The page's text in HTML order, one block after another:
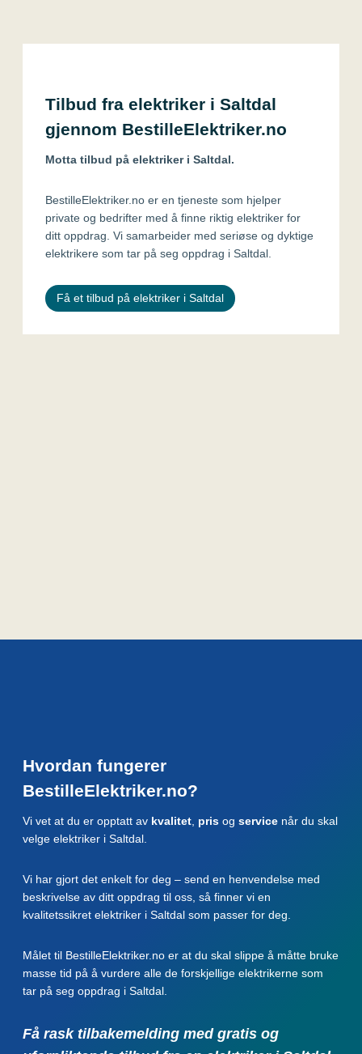
Tilbud fra elektriker i Saltdal
gjennom BestilleElektriker.no
Motta tilbud på elektriker i Saltdal.
BestilleElektriker.no er en tjeneste som hjelper
private og bedrifter med å finne riktig elektriker for
ditt oppdrag. Vi samarbeider med seriøse og dyktige
elektrikere som tar på seg oppdrag i Saltdal.
Få et tilbud på elektriker i Saltdal
Hvordan fungerer
BestilleElektriker.no?
Vi vet at du er opptatt av kvalitet pris og service når du skal
velge elektriker i Saltdal.
Vi har gjort det enkelt for deg – send en henvendelse med
beskrivelse av ditt oppdrag til oss, så finner vi en
kvalitetssikret elektriker i Saltdal som passer for deg.
Målet til BestilleElektriker.no er at du skal slippe å måtte bruke
masse tid på å vurdere alle de forskjellige elektrikerne som
tar på seg oppdrag i Saltdal.
Få rask tilbakemelding med gratis og